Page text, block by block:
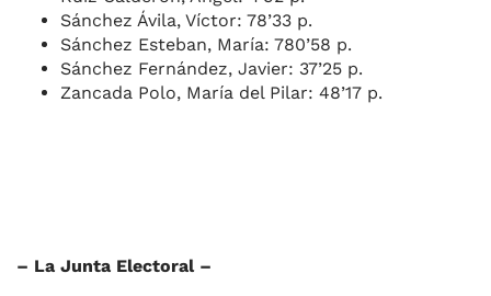
Sánchez Ávila, Víctor: 78’33 p.
Sánchez Esteban, María: 780’58 p.
Sánchez Fernández, Javier: 37’25 p.
Zancada Polo, María del Pilar: 48’17 p.
– La Junta Electoral –